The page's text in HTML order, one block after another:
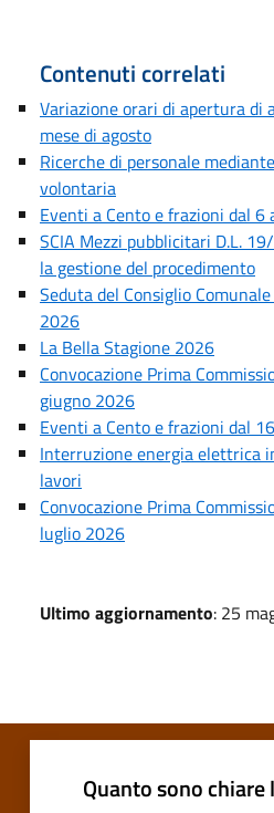
Contenuti correlati
Variazione orari di apertura di
mese di agosto
Ricerche di personale
volontaria
Eventi a Cento e frazioni dal
SCIA Mezzi pubblicitari D.L.
la gestione del procedimento
Seduta del Consiglio
2026
La Bella Stagione 2026
Convocazione Prima
giugno 2026
Eventi a Cento e frazioni dal
Interruzione energia elettrica
lavori
Convocazione Prima
luglio 2026
Ultimo aggiornamento: 25
Quanto sono